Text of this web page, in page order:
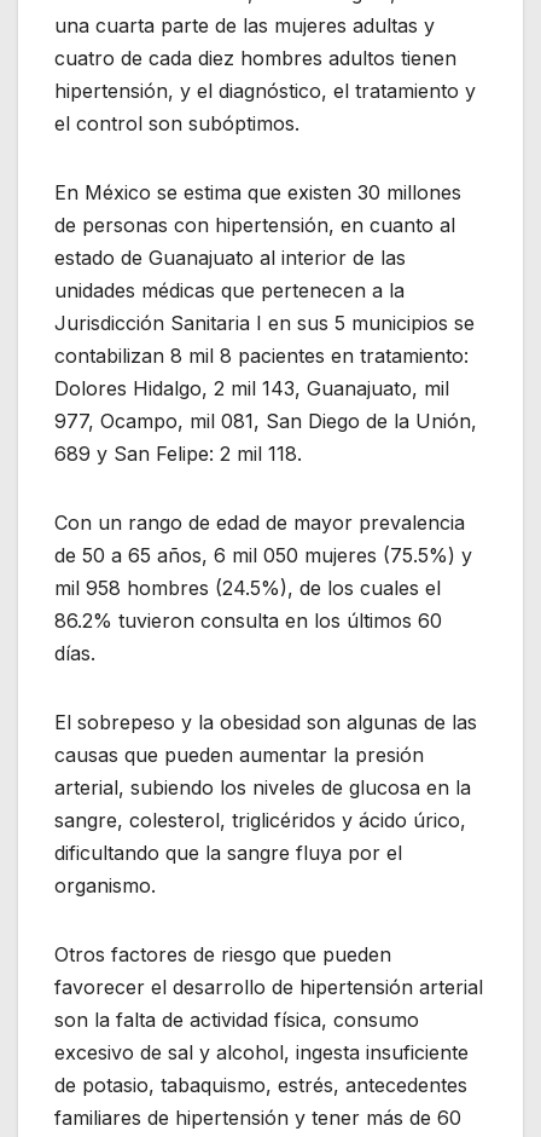
una cuarta parte de las mujeres adultas y
cuatro de cada diez hombres adultos tienen
hipertensión, y el diagnóstico, el tratamiento y
el control son subóptimos.
En México se estima que existen 30 millones
de personas con hipertensión, en cuanto al
estado de Guanajuato al interior de las
unidades médicas que pertenecen a la
Jurisdicción Sanitaria I en sus 5 municipios se
contabilizan 8 mil 8 pacientes en tratamiento:
Dolores Hidalgo, 2 mil 143, Guanajuato, mil
977, Ocampo, mil 081, San Diego de la Unión,
689 y San Felipe: 2 mil 118.
Con un rango de edad de mayor prevalencia
de 50 a 65 años, 6 mil 050 mujeres (75.5%) y
mil 958 hombres (24.5%), de los cuales el
86.2% tuvieron consulta en los últimos 60
días.
El sobrepeso y la obesidad son algunas de las
causas que pueden aumentar la presión
arterial, subiendo los niveles de glucosa en la
sangre, colesterol, triglicéridos y ácido úrico,
dificultando que la sangre fluya por el
organismo.
Otros factores de riesgo que pueden
favorecer el desarrollo de hipertensión arterial
son la falta de actividad física, consumo
excesivo de sal y alcohol, ingesta insuficiente
de potasio, tabaquismo, estrés, antecedentes
familiares de hipertensión y tener más de 60